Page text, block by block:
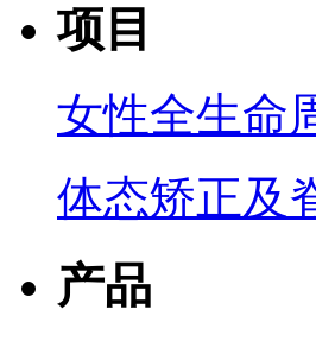
项目
女性全生命
体态矫正及
产品